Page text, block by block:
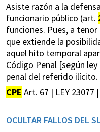
Asiste razón a la
funcionario público (art.
funciones. Pues, a
que extiende la
aquel hito temporal
Código Penal [según
penal del referido ilícito.
CPE Art. 67 | LEY 23077
OCULTAR FALLOS DEL